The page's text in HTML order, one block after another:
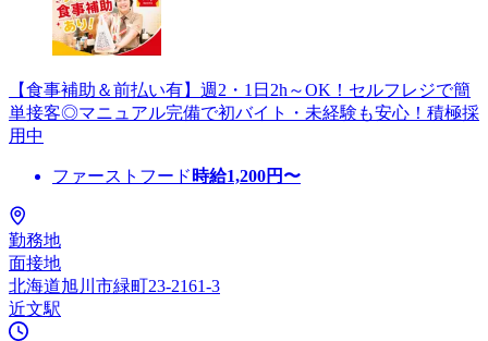
【食事補助＆前払い有】週2・1日2h～OK！セルフレジで簡
単接客◎マニュアル完備で初バイト・未経験も安心！積極採
用中
ファーストフード 時給1,200円〜
勤務地
面接地
北海道旭川市緑町23-2161-3
近文駅